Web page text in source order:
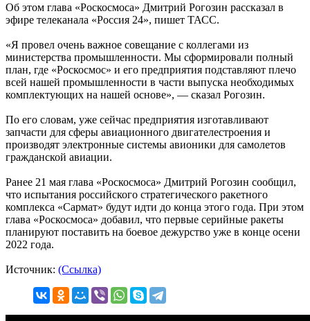
Об этом глава «Роскосмоса» Дмитрий Рогозин рассказал в
эфире телеканала «Россия 24», пишет ТАСС.
«Я провел очень важное совещание с коллегами из
министерства промышленности. Мы сформировали полный
план, где «Роскосмос» и его предприятия подставляют плечо
всей нашей промышленности в части выпуска необходимых
комплектующих на нашей основе», — сказал Рогозин.
По его словам, уже сейчас предприятия изготавливают
запчасти для сферы авиационного двигателестроения и
производят электронные системы авионики для самолетов
гражданской авиации.
Ранее 21 мая глава «Роскосмоса» Дмитрий Рогозин сообщил,
что испытания российского стратегического ракетного
комплекса «Сармат» будут идти до конца этого года. При этом
глава «Роскосмоса» добавил, что первые серийные ракеты
планируют поставить на боевое дежурство уже в конце осени
2022 года.
Источник: (Ссылка)